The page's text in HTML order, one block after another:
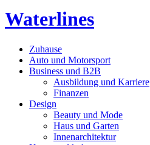
Waterlines
Zuhause
Auto und Motorsport
Business und B2B
Ausbildung und Karriere
Finanzen
Design
Beauty und Mode
Haus und Garten
Innenarchitektur